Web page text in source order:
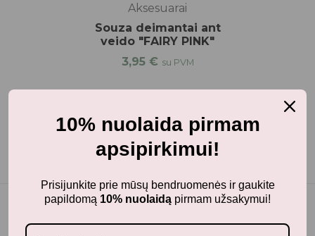
Aksesuarai
Souza deimantai ant
veido "FAIRY PINK"
3,95 € su PVM
10% nuolaida pirmam
apsipirkimui!
Prisijunkite prie mūsų bendruomenės ir gaukite
papildomą 10% nuolaidą pirmam užsakymui!